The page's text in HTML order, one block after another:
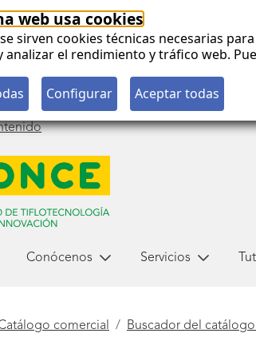
web usa cookies
sirven cookies técnicas necesarias
analizar el rendimiento y tráfico web.
Conócenos Servicios
comercial Buscador del